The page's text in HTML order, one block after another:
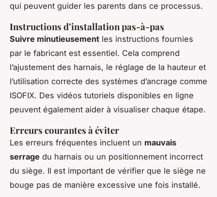
qui peuvent guider les parents dans ce processus.
Instructions d’installation pas-à-pas
Suivre minutieusement les instructions fournies
par le fabricant est essentiel. Cela comprend
l’ajustement des harnais, le réglage de la hauteur et
l’utilisation correcte des systèmes d’ancrage comme
ISOFIX. Des vidéos tutoriels disponibles en ligne
peuvent également aider à visualiser chaque étape.
Erreurs courantes à éviter
Les erreurs fréquentes incluent un mauvais
serrage du harnais ou un positionnement incorrect
du siège. Il est important de vérifier que le siège ne
bouge pas de manière excessive une fois installé.